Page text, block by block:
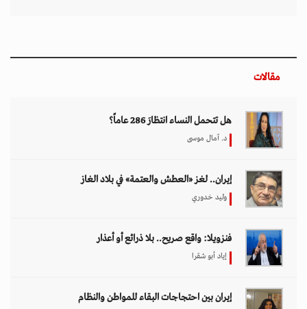
مقالات
هل تتحمل النساء انتظارَ 286 عاماً؟
د. آمال موسى
إيران.. لغز «العطش والعتمة» في بلاد الغاز
وليد خدوري
فنزويلا: واقع صريح.. بلا ذرائع أو أعذار
إياد أبو شقرا
إيران بين احتجاجات البقاء للمواطن والنظام